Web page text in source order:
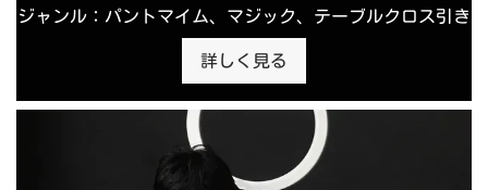
ジャンル：パントマイム、マジック、テーブルクロス引き
詳しく見る